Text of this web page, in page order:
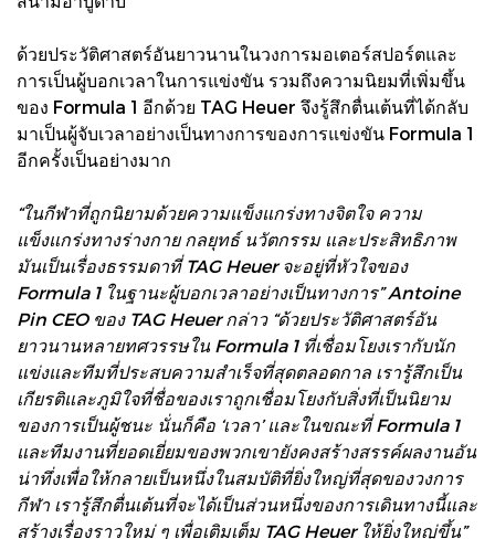
ด้วยประวัติศาสตร์อันยาวนานในวงการมอเตอร์สปอร์ตและ
การเป็นผู้บอกเวลาในการแข่งขัน รวมถึงความนิยมที่เพิ่มขึ้น
ของ Formula 1 อีกด้วย TAG Heuer จึงรู้สึกตื่นเต้นที่ได้กลับ
มาเป็นผู้จับเวลาอย่างเป็นทางการของการแข่งขัน Formula 1
อีกครั้งเป็นอย่างมาก
“ในกีฬาที่ถูกนิยามด้วยความแข็งแกร่งทางจิตใจ ความ
แข็งแกร่งทางร่างกาย กลยุทธ์ นวัตกรรม และประสิทธิภาพ
มันเป็นเรื่องธรรมดาที่ TAG Heuer จะอยู่ที่หัวใจของ
Formula 1 ในฐานะผู้บอกเวลาอย่างเป็นทางการ” Antoine
Pin CEO ของ TAG Heuer กล่าว “ด้วยประวัติศาสตร์อัน
ยาวนานหลายทศวรรษใน Formula 1 ที่เชื่อมโยงเรากับนัก
แข่งและทีมที่ประสบความสำเร็จที่สุดตลอดกาล เรารู้สึกเป็น
เกียรติและภูมิใจที่ชื่อของเราถูกเชื่อมโยงกับสิ่งที่เป็นนิยาม
ของการเป็นผู้ชนะ นั่นก็คือ ‘เวลา’ และในขณะที่ Formula 1
และทีมงานที่ยอดเยี่ยมของพวกเขายังคงสร้างสรรค์ผลงานอัน
น่าทึ่งเพื่อให้กลายเป็นหนึ่งในสมบัติที่ยิ่งใหญ่ที่สุดของวงการ
กีฬา เรารู้สึกตื่นเต้นที่จะได้เป็นส่วนหนึ่งของการเดินทางนี้และ
สร้างเรื่องราวใหม่ ๆ เพื่อเติมเต็ม TAG Heuer ให้ยิ่งใหญ่ขึ้น”